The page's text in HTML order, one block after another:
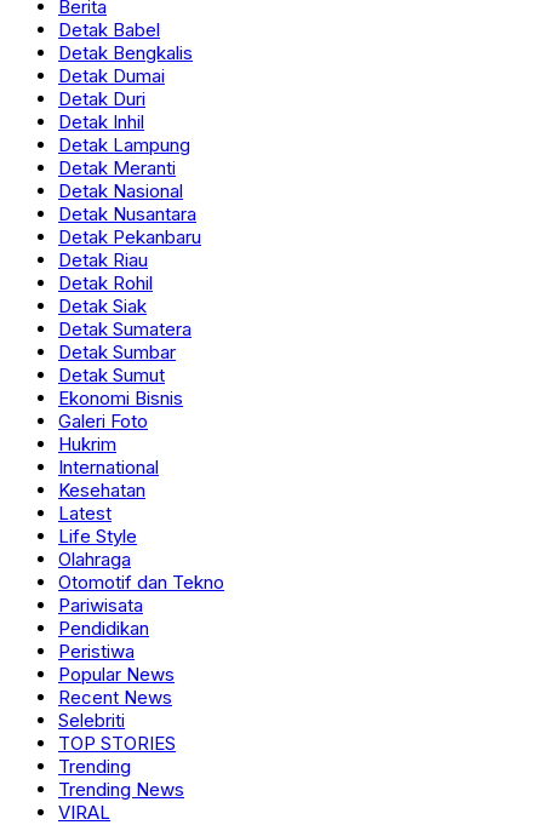
Berita
Detak Babel
Detak Bengkalis
Detak Dumai
Detak Duri
Detak Inhil
Detak Lampung
Detak Meranti
Detak Nasional
Detak Nusantara
Detak Pekanbaru
Detak Riau
Detak Rohil
Detak Siak
Detak Sumatera
Detak Sumbar
Detak Sumut
Ekonomi Bisnis
Galeri Foto
Hukrim
International
Kesehatan
Latest
Life Style
Olahraga
Otomotif dan Tekno
Pariwisata
Pendidikan
Peristiwa
Popular News
Recent News
Selebriti
TOP STORIES
Trending
Trending News
VIRAL